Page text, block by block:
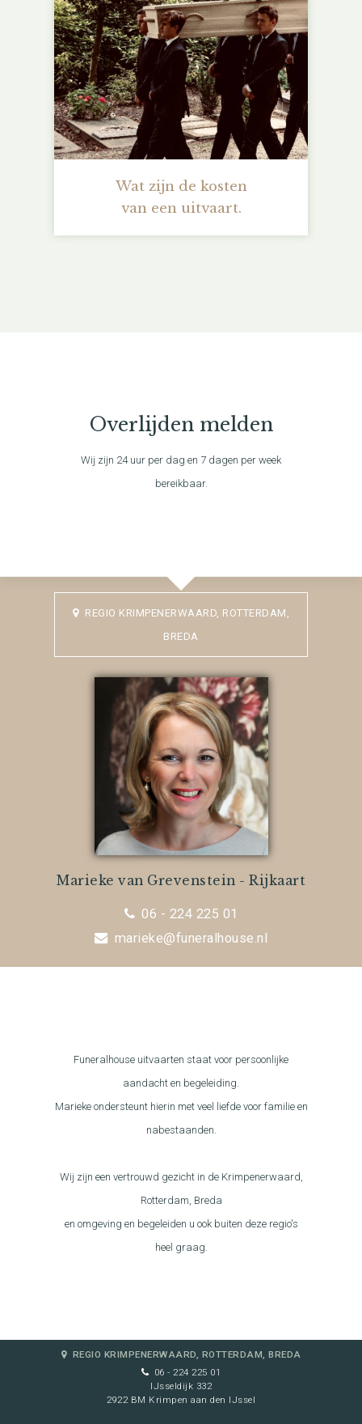
Wat zijn de kosten
van een uitvaart.
Overlijden melden
Wij zijn 24 uur per dag en 7 dagen per week
bereikbaar.
REGIO KRIMPENERWAARD, ROTTERDAM,
BREDA
Marieke van Grevenstein - Rijkaart
06 - 224 225 01
marieke@funeralhouse.nl
Funeralhouse uitvaarten staat voor persoonlijke
aandacht en begeleiding.
Marieke ondersteunt hierin met veel liefde voor familie en
nabestaanden.
Wij zijn een vertrouwd gezicht in de Krimpenerwaard,
Rotterdam, Breda
en omgeving en begeleiden u ook buiten deze regio's
heel graag.
REGIO KRIMPENERWAARD, ROTTERDAM, BREDA
06 - 224 225 01
IJsseldijk 332
2922 BM Krimpen aan den IJssel